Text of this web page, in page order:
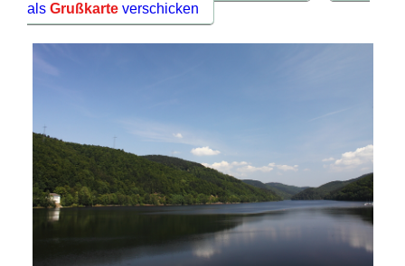
alsGrußkarte verschicken